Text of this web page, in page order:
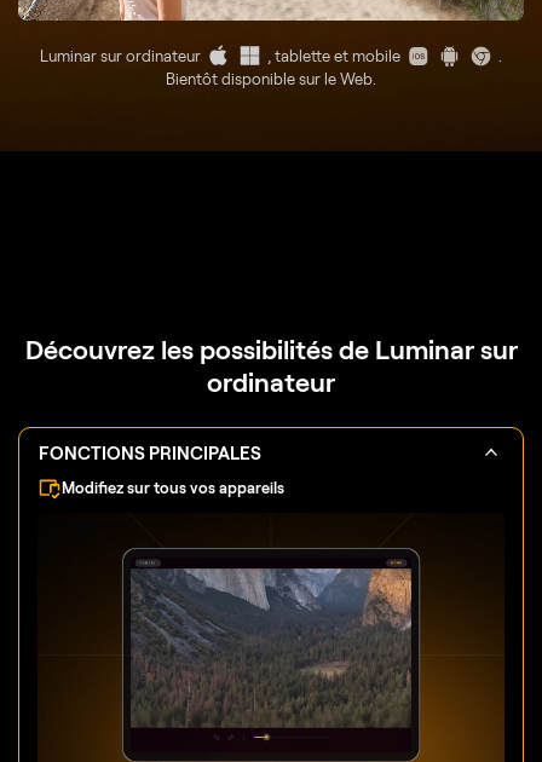
Luminar sur ordinateur , tablette et mobile
Bientôt disponible sur le Web.
Découvrez les possibilités de Luminar sur
ordinateur
FONCTIONS PRINCIPALES
Modifiez sur tous vos appareils